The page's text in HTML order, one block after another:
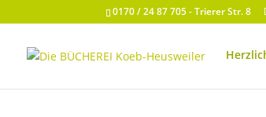
0170 / 24 87 705 - Trierer Str. 8